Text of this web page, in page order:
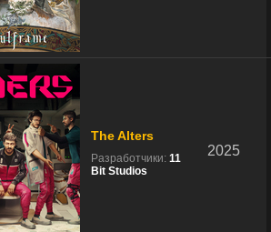
The Alters
Разработчики: 11
Bit Studios
2025